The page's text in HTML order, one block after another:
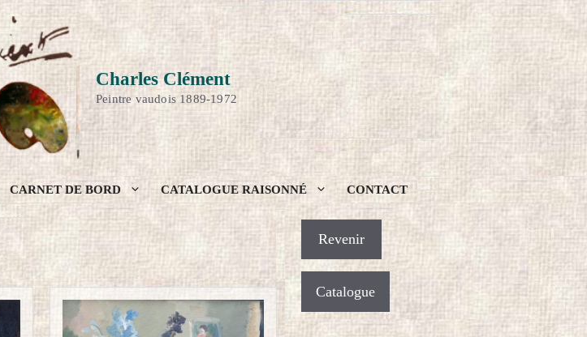
Charles Clément
Peintre vaudois 1889-1972
CARNET DE BORD CATALOGUE RAISONNÉ CONTACT
Catalogue